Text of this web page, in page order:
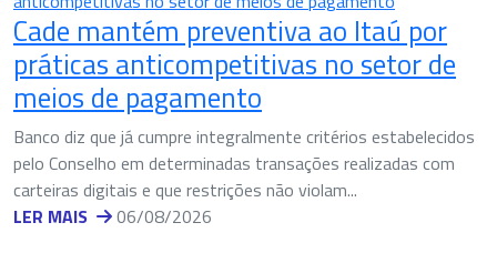
Cade mantém preventiva ao Itaú por
práticas anticompetitivas no setor de
meios de pagamento
Banco diz que já cumpre integralmente critérios estabelecidos
pelo Conselho em determinadas transações realizadas com
carteiras digitais e que restrições não violam...
LER MAIS
06/08/2026